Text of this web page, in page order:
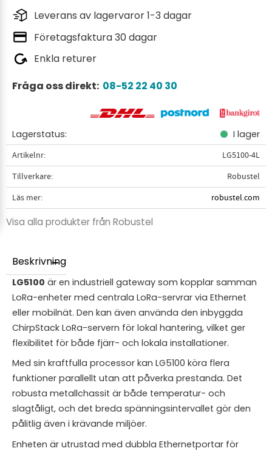
Leverans av lagervaror 1-3 dagar
Företagsfaktura 30 dagar
Enkla returer
Fråga oss direkt: 08-52 22 40 30
Lagerstatus I lager
Artikelnr
LG5100-4L
Tillverkare
Robustel
Läs mer
robustel.com
Visa alla produkter från Robustel
Beskrivning
LG5100 är en industriell gateway som kopplar samman
LoRa-enheter med centrala LoRa-servrar via Ethernet
eller mobilnät. Den kan även använda den inbyggda
ChirpStack LoRa-servern för lokal hantering, vilket ger
flexibilitet för både fjärr- och lokala installationer.
Med sin kraftfulla processor kan LG5100 köra flera
funktioner parallellt utan att påverka prestanda. Det
robusta metallchassit är både temperatur- och
slagtåligt, och det breda spänningsintervallet gör den
pålitlig även i krävande miljöer.
Enheten är utrustad med dubbla Ethernetportar för